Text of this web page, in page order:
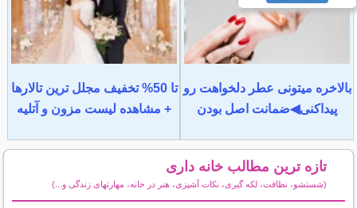
بالاخره میتونی عطر دلخواهت رو
پیداکنی◀ضمانت اصل بودن
تا 50% تخفیف مجلل ترین تالارها
+ مشاهده لیست مزون و آتلیه
تازه ترین مطالب خانه داری
(شستشو، نظافت، لکه گیری، نکات آشپزی، هنر در خانه، مهارتهای زندگی و...)